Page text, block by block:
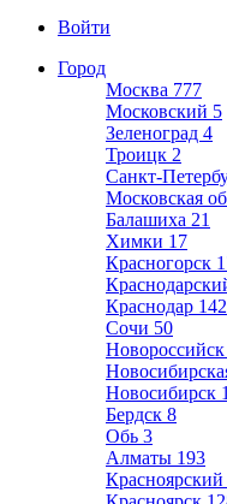
Войти
Город
Москва 777
Московский 5
Зеленоград 4
Троицк 2
Санкт-
Московская
Балашиха 21
Химки 17
Красногорск
Краснодар 142
Сочи 50
Новороссийск
Новосибирск
Бердск 8
Обь 3
Алматы 193
Красноярский